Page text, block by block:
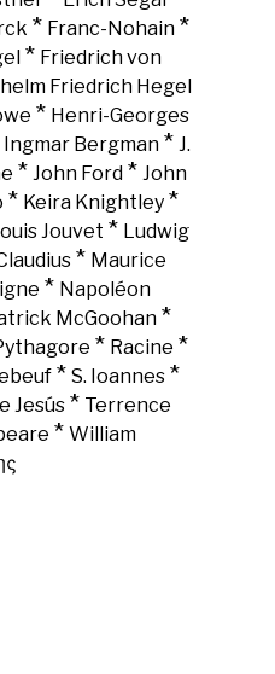
* Franc-Nohain *
* Friedrich von
Friedrich Hegel
* Henri-Georges
Ingmar Bergman* J.
* John Ford * John
* Keira Knightley*
Jouvet * Ludwig
* Maurice
* Napoléon
McGoohan*
* Racine *
* S. Ioannes*
Jesús* Terrence
* William